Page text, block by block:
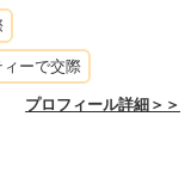
自然な形で次の約
めることができま
ね」といった軽い
ーで交際
プロフィール詳細＞＞